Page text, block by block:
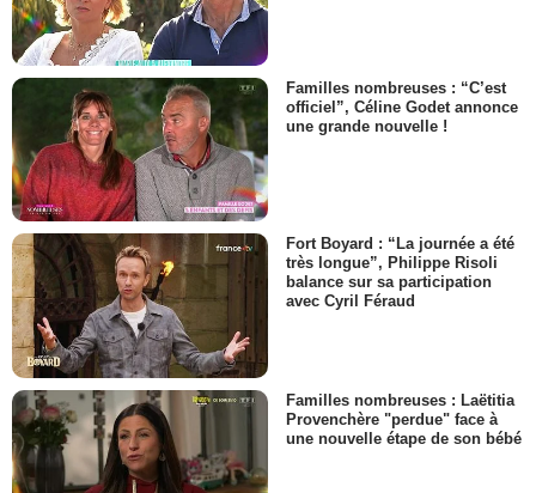
Familles nombreuses : “C’est
officiel”, Céline Godet annonce
une grande nouvelle !
Fort Boyard : “La journée a été
très longue”, Philippe Risoli
balance sur sa participation
avec Cyril Féraud
Familles nombreuses : Laëtitia
Provenchère "perdue" face à
une nouvelle étape de son bébé